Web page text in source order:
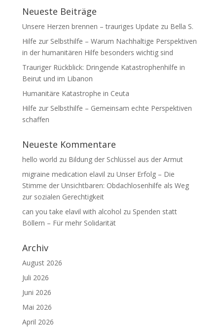
Neueste Beiträge
Unsere Herzen brennen – trauriges Update zu Bella S.
Hilfe zur Selbsthilfe – Warum Nachhaltige Perspektiven
in der humanitären Hilfe besonders wichtig sind
Trauriger Rückblick: Dringende Katastrophenhilfe in
Beirut und im Libanon
Humanitäre Katastrophe in Ceuta
Hilfe zur Selbsthilfe – Gemeinsam echte Perspektiven
schaffen
Neueste Kommentare
hello world zu Bildung der Schlüssel aus der Armut
migraine medication elavil zu Unser Erfolg – Die
Stimme der Unsichtbaren: Obdachlosenhilfe als Weg
zur sozialen Gerechtigkeit
can you take elavil with alcohol zu Spenden statt
Böllern – Für mehr Solidarität
Archiv
August 2026
Juli 2026
Juni 2026
Mai 2026
April 2026